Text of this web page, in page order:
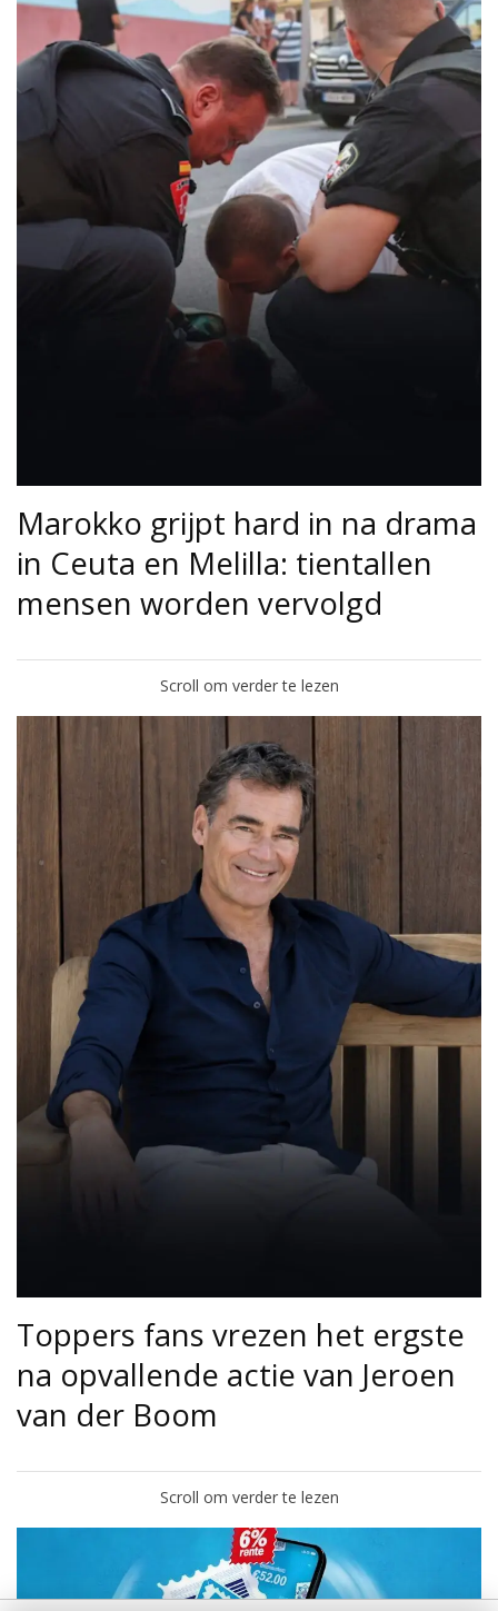
Marokko grijpt hard in na drama
in Ceuta en Melilla: tientallen
mensen worden vervolgd
Scroll om verder te lezen
Toppers fans vrezen het ergste
na opvallende actie van Jeroen
van der Boom
Scroll om verder te lezen